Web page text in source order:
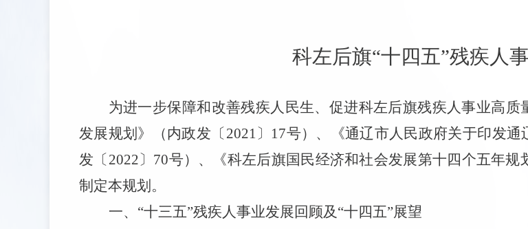
科左后旗“十四五”残疾人
为进一步保障和改善残疾人民生、促进科左后旗残疾人事业高质
发展规划》（内政发〔 2021〕 17号）、《通辽市人民政府关于印发通
发〔 2022〕 70号）、《科左后旗国民经济和社会发展第十四个五年规
制定本规划。
一、 “十三五”残疾人事业发展回顾及 “十四五”展望